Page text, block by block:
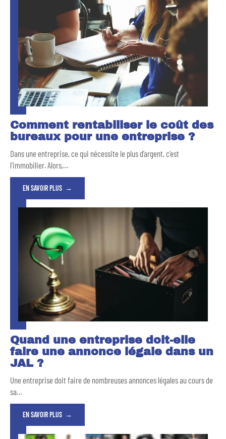
Comment rentabiliser le coût des
bureaux pour une entreprise ?
Dans une entreprise, ce qui nécessite le plus d’argent, c’est
l’immobilier. Alors,…
EN SAVOIR PLUS
Quand une entreprise doit-elle
faire une annonce légale dans un
JAL ?
Une entreprise doit faire de nombreuses annonces légales au cours de
sa…
EN SAVOIR PLUS